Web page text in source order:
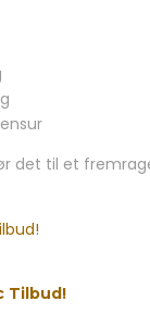
det til et
Tilbud!